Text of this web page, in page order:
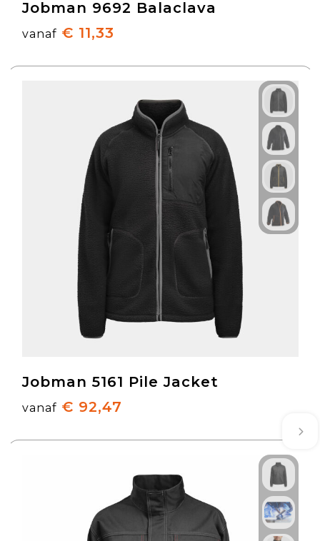
Jobman 9692 Balaclava
vanaf € 11,33
Jobman 5161 Pile Jacket
vanaf € 92,47